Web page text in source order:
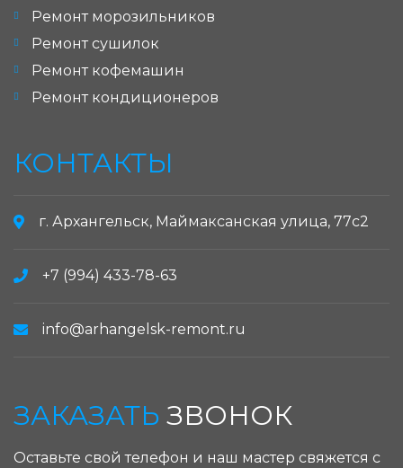
Ремонт морозильников
Ремонт сушилок
Ремонт кофемашин
Ремонт кондиционеров
КОНТАКТЫ
г. Архангельск, Маймаксанская улица, 77с2
+7 (994) 433-78-63
info@arhangelsk-remont.ru
ЗАКАЗАТЬ ЗВОНОК
Оставьте свой телефон и наш мастер свяжется с